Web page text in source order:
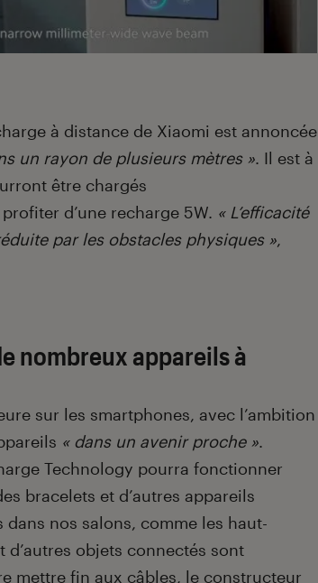
à distance de Xiaomi est annoncée
un rayon de plusieurs mètres ». Il est à
être chargés
d’une recharge 5W. « L’efficacité
par les obstacles physiques »,
nombreux appareils à
sur les smartphones, avec l’ambition
« dans un avenir proche ».
Technology pourra fonctionner
bracelets et d’autres appareils
nos salons, comme les haut-
d’autres objets connectés sont
mettre fin aux câbles, le constructeur